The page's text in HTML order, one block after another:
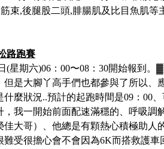
束,後腿股二頭,腓腸肌及比目魚肌
路跑賽
(星期六)06：00〜08：30開始報到 。 ▓
是大腳丫高手們也都參與了所以
麼狀況..預計的起跑時間是09：00
我一開始前面配速滿穩的、呼吸
大哥）、他總是有顆熱心積極助
受很擔心會不會因為6K而搭救護